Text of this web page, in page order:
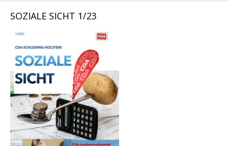
SOZIALE SICHT 1/23